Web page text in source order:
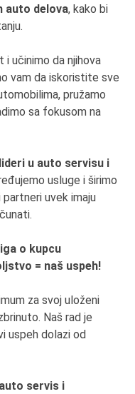
auto delova, kako bi
i učinimo da njihova
vam da iskoristite sve
pružamo
sa fokusom na
u auto servisu i
usluge i širimo
uvek imaju
o kupcu
= naš uspeh!
za svoj uloženi
Naš rad je
uspeh dolazi od
auto servis i